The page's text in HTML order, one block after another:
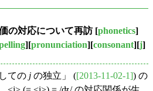
の対応について再訪 [phonetics]
][pronunciation][consonant][j]
ての j の独立」 ([2013-11-02-1]) の